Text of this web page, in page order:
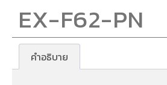
EX-F62-PN
คำอธิบาย